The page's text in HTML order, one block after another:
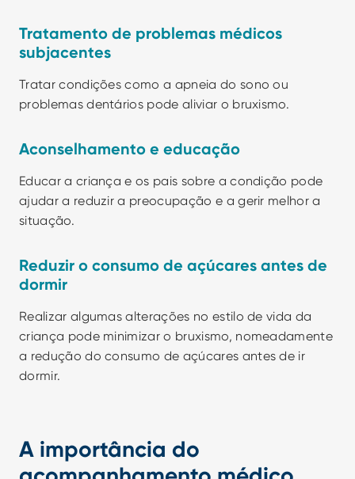
Tratamento de problemas médicos
subjacentes
Tratar condições como a apneia do sono ou
problemas dentários pode aliviar o bruxismo.
Aconselhamento e educação
Educar a criança e os pais sobre a condição pode
ajudar a reduzir a preocupação e a gerir melhor a
situação.
Reduzir o consumo de açúcares antes de
dormir
Realizar algumas alterações no estilo de vida da
criança pode minimizar o bruxismo, nomeadamente
a redução do consumo de açúcares antes de ir
dormir.
A importância do